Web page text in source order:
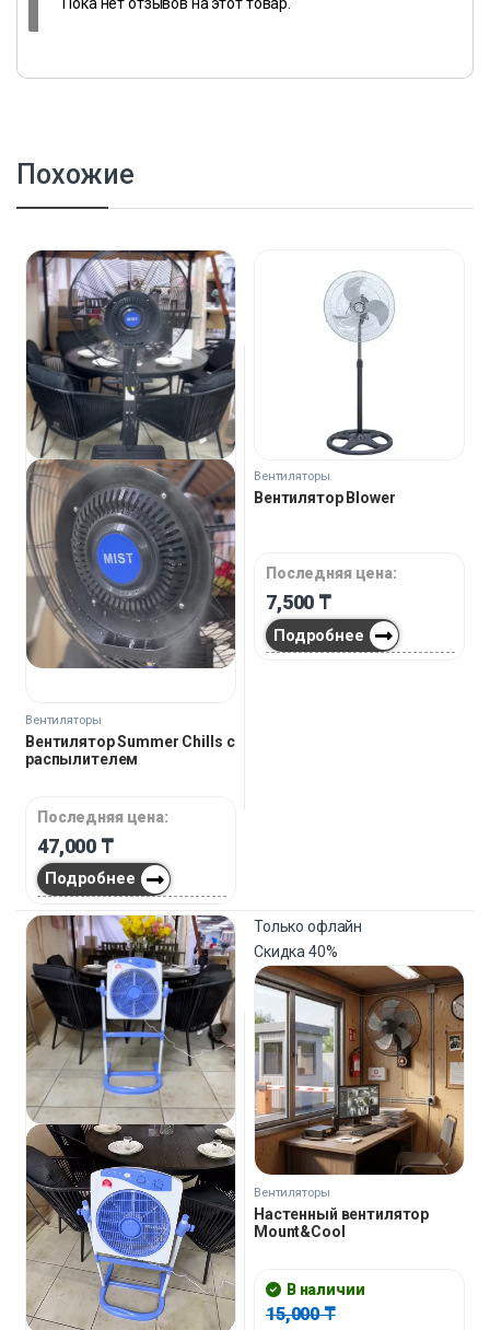
Похожие
Вентиляторы
Вентилятор Summer Chills c
распылителем
Последняя цена:
47,000 ₸
Подробнее
Вентиляторы
Вентилятор Blower
Последняя цена:
7,500 ₸
Подробнее
Только офлайн
Скидка40%
Вентиляторы
Настенный вентилятор
Mount&Cool
В наличии
15,000₸